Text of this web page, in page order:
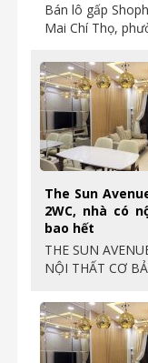
Bán lô gấp
Mai Chí Thọ,
The Sun
2WC, nhà có
bao hết
THE SUN
NỘI THẤT CƠ